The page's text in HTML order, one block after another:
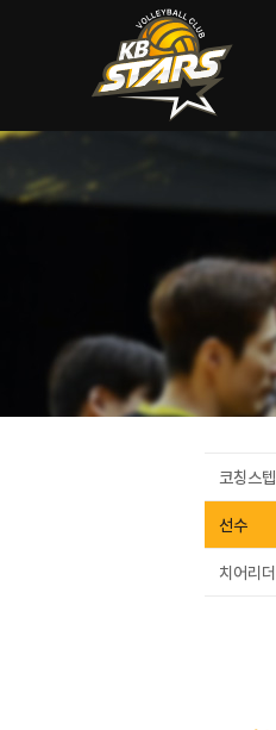
코칭스텝
선수
치어리더